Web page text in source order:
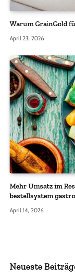
Warum GrainGold
April 23, 2026
Mehr Umsatz im
bestellsystem
April 14, 2026
Neueste